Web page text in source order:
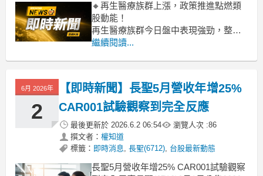
🔸再生醫療族群上漲，政策推進點燃類
股動能！
再生醫療族群今日盤中表現強勁，整體
類股漲幅達到2.89%，主要動能來自於市
正向的立法進展，都被視為為產業打開
更明確的發展空間，大幅提升了投資人
對此領域的信心。長聖、訊聯、益得等
繼續閱讀...
6月 2026年
2
【即時新聞】長聖5月營收年增25%
CAR001試驗觀察到完全反應
最後更新於 2026.6.2 06:54 瀏覽人次 :86
撰文者： 權知道
標籤： 即時消息, 長聖(6712), 台股最新動態
長聖5月營收年增25% CAR001試驗觀察